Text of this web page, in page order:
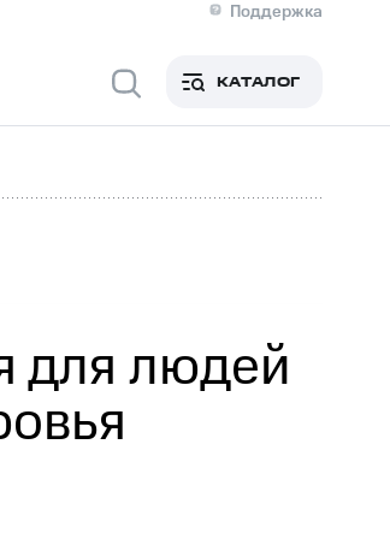
Поддержка
Медиа-центр
акций
КАТАЛОГ
для людей